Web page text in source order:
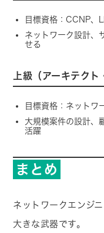
目標資格：CCNP、
ネットワーク設計、
せる
上級（アーキテクト
目標資格：ネットワ
大規模案件の設計、
活躍
まとめ
ネットワークエンジ
大きな武器です。